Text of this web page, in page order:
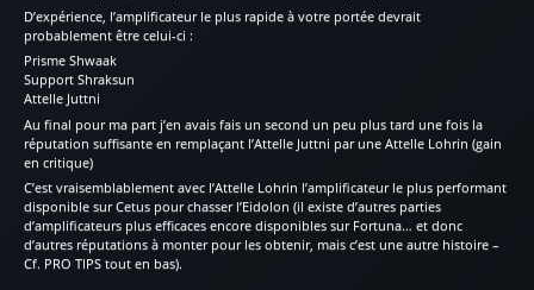
D’expérience, l’amplificateur le plus rapide à votre portée devrait
probablement être celui-ci :
Prisme Shwaak
Support Shraksun
Attelle Juttni
Au final pour ma part j’en avais fais un second un peu plus tard une fois la
réputation suffisante en remplaçant l’Attelle Juttni par une Attelle Lohrin (gain
en critique)
C’est vraisemblablement avec l’Attelle Lohrin l’amplificateur le plus performant
disponible sur Cetus pour chasser l’Eidolon (il existe d’autres parties
d’amplificateurs plus efficaces encore disponibles sur Fortuna… et donc
d’autres réputations à monter pour les obtenir, mais c’est une autre histoire –
Cf. PRO TIPS tout en bas).